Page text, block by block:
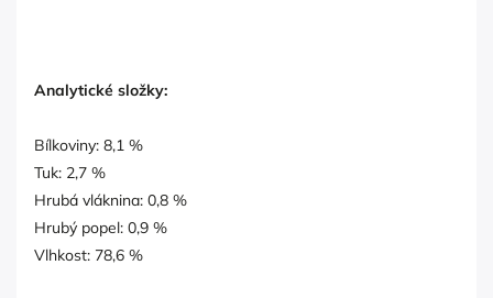
Analytické složky:
Bílkoviny: 8,1 %
Tuk: 2,7 %
Hrubá vláknina: 0,8 %
Hrubý popel: 0,9 %
Vlhkost: 78,6 %